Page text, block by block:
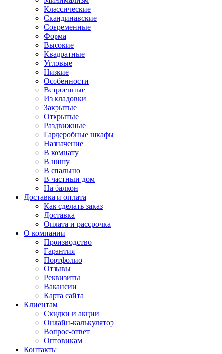
Классические
Скандинавские
Современные
Форма
Высокие
Квадратные
Угловые
Низкие
Особенности
Встроенные
Из кладовки
Закрытые
Открытые
Раздвижные
Гардеробные шкафы
Назначение
В комнату
В нишу
В спальню
В частный дом
На балкон
Доставка и оплата
Как сделать заказ
Доставка
Оплата и рассрочка
О компании
Производство
Гарантия
Портфолио
Отзывы
Реквизиты
Вакансии
Карта сайта
Клиентам
Скидки и акции
Онлайн-калькулятор
Вопрос-ответ
Оптовикам
Контакты